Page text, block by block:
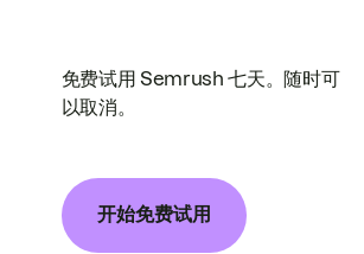
免费试用 Semrush 七天。随时可
以取消。
开始免费试用